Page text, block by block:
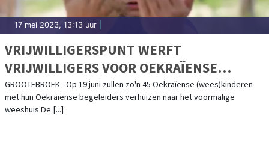
17 mei 2023, 13:13 uur
VRIJWILLIGERSPUNT WERFT
VRIJWILLIGERS VOOR OEKRAÏENSE
(WEES)KINDEREN
GROOTEBROEK - Op 19 juni zullen zo'n 45 Oekraïense (wees)kinderen
met hun Oekraïense begeleiders verhuizen naar het voormalige
weeshuis De [...]